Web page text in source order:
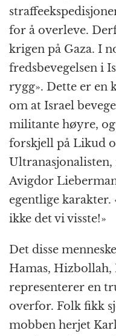
for å overleve.
krigen på Gaza. I
fredsbevegelsen i
rygg». Dette er en
om at Israel
militante høyre,
forskjell på Likud
Ultranasjonalisten,
Avigdor
egentlige karakter.
ikke det vi visste!»
Det disse
Hamas, Hizbollah,
representerer en
overfor. Folk fikk
mobben herjet